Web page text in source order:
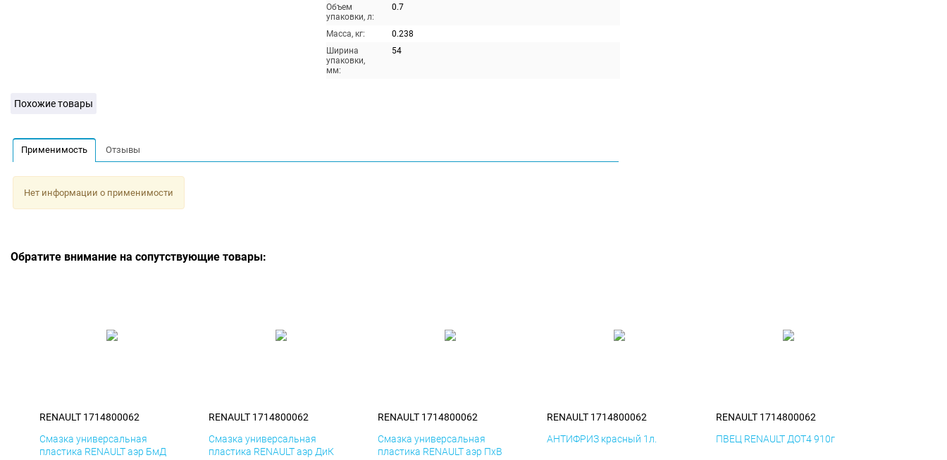
Объем
упаковки, л:
0.7
Масса, кг:
0.238
Ширина
упаковки,
мм:
54
Похожие товары
Применимость Отзывы
Нет информации о применимости
Обратите внимание на сопутствующие товары:
RENAULT 1714800062
Смазка универсальная
пластика RENAULT аэр БмД
RENAULT 1714800062
Смазка универсальная
пластика RENAULT аэр ДиК
RENAULT 1714800062
Смазка универсальная
пластика RENAULT аэр ПхВ
RENAULT 1714800062
АНТИФРИЗ красный 1л.
RENAULT 1714800062
ПВЕЦ RENAULT ДОТ4 910г